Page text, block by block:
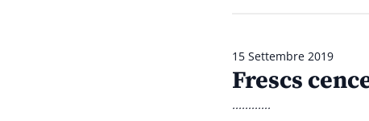
15 Settembre 2019
Frescs
............